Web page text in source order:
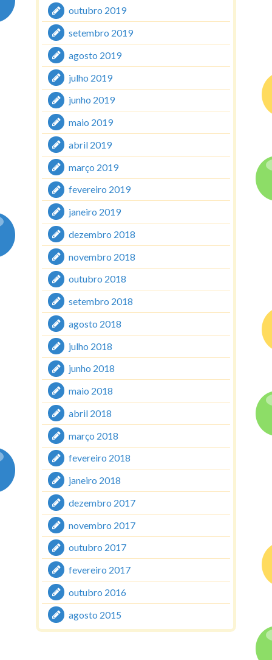
outubro 2019
setembro 2019
agosto 2019
julho 2019
junho 2019
maio 2019
abril 2019
março 2019
fevereiro 2019
janeiro 2019
dezembro 2018
novembro 2018
outubro 2018
setembro 2018
agosto 2018
julho 2018
junho 2018
maio 2018
abril 2018
março 2018
fevereiro 2018
janeiro 2018
dezembro 2017
novembro 2017
outubro 2017
fevereiro 2017
outubro 2016
agosto 2015